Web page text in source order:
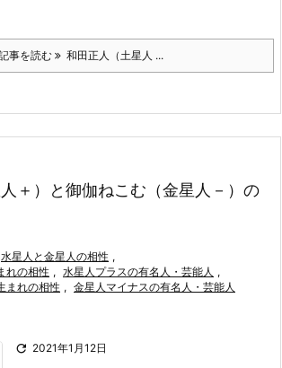
事を読む 和田正人（土星人 ...
＋）と御伽ねこむ（金星人－）の
水星人と金星人の相性 ,
れの相性 , 水星人プラスの有名人・芸能人 ,
まれの相性 , 金星人マイナスの有名人・芸能人
 2021年1月12日